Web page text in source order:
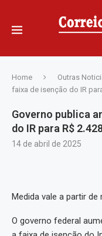
Home Outras
faixa de isenção do IR
Governo publica
do IR para R$
14 de abril de 2025
Medida vale a partir
O governo federal